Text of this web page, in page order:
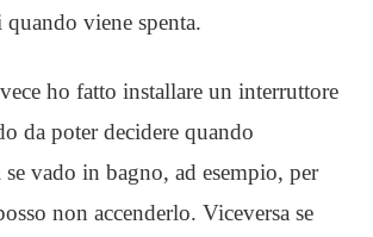
quando viene spenta.
ho fatto installare un interruttore
da poter decidere quando
se vado in bagno, ad esempio, per
non accenderlo. Viceversa se